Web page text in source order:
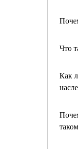
Что
Как